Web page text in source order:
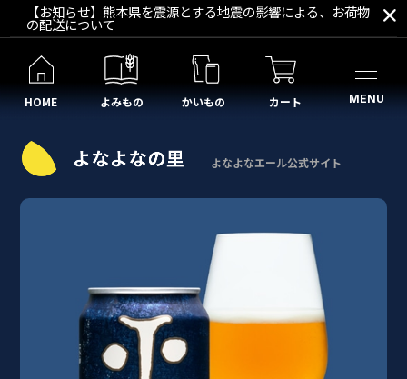
【お知らせ】熊本県を震源とする地震の影響による、お荷物
の配送について
HOME よみもの かいもの カート MENU
よなよなエール公式サイト